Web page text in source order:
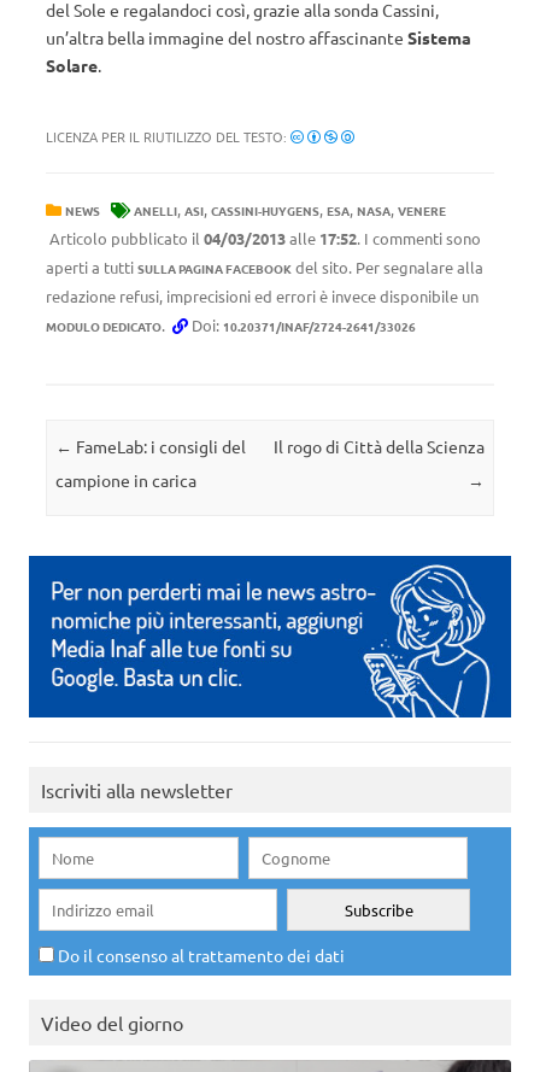
del Sole e regalandoci così, grazie alla sonda Cassini,
un’altra bella immagine del nostro affascinante Sistema
Solare.
LICENZA PER IL RIUTILIZZO DEL TESTO:
NEWS ANELLI, ASI, CASSINI-HUYGENS, ESA, NASA, VENERE
Articolo pubblicato il 04/03/2013alle 17:52. I commenti sono
aperti a tutti SULLA PAGINA FACEBOOK del sito. Per segnalare alla
redazione refusi, imprecisioni ed errori è invece disponibile un
MODULO DEDICATO. Doi: 10.20371/INAF/2724-2641/33026
Navigazione articolo
← FameLab: i consigli del
campione in carica
Il rogo di Città della Scienza
→
Iscriviti alla newsletter
Do il consenso al trattamento dei dati
Video del giorno